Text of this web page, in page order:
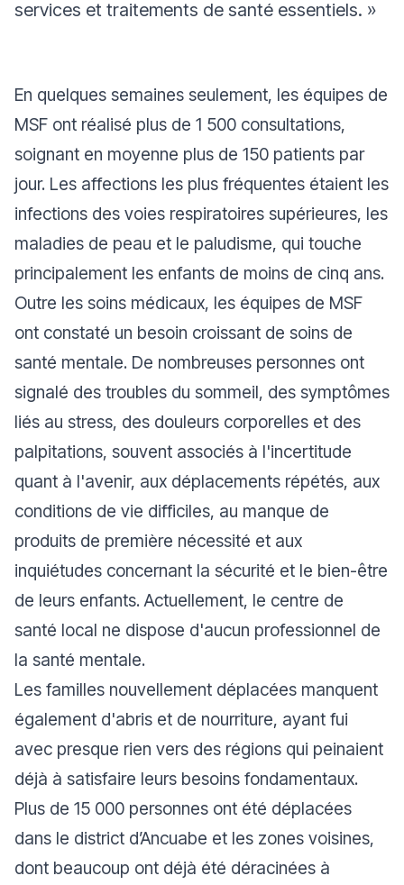
services et traitements de santé essentiels. »
En quelques semaines seulement, les équipes de
MSF ont réalisé plus de 1 500 consultations,
soignant en moyenne plus de 150 patients par
jour. Les affections les plus fréquentes étaient les
infections des voies respiratoires supérieures, les
maladies de peau et le paludisme, qui touche
principalement les enfants de moins de cinq ans.
Outre les soins médicaux, les équipes de MSF
ont constaté un besoin croissant de soins de
santé mentale. De nombreuses personnes ont
signalé des troubles du sommeil, des symptômes
liés au stress, des douleurs corporelles et des
palpitations, souvent associés à l'incertitude
quant à l'avenir, aux déplacements répétés, aux
conditions de vie difficiles, au manque de
produits de première nécessité et aux
inquiétudes concernant la sécurité et le bien-être
de leurs enfants. Actuellement, le centre de
santé local ne dispose d'aucun professionnel de
la santé mentale.
Les familles nouvellement déplacées manquent
également d'abris et de nourriture, ayant fui
avec presque rien vers des régions qui peinaient
déjà à satisfaire leurs besoins fondamentaux.
Plus de 15 000 personnes ont été déplacées
dans le district d’Ancuabe et les zones voisines,
dont beaucoup ont déjà été déracinées à